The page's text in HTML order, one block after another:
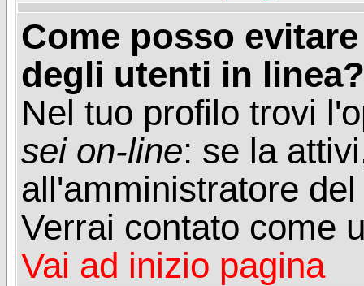
Come posso
degli utenti in linea?
Nel tuo profilo trovi
sei on-line: se la
all'amministratore
Verrai contato come
Vai ad inizio pagina